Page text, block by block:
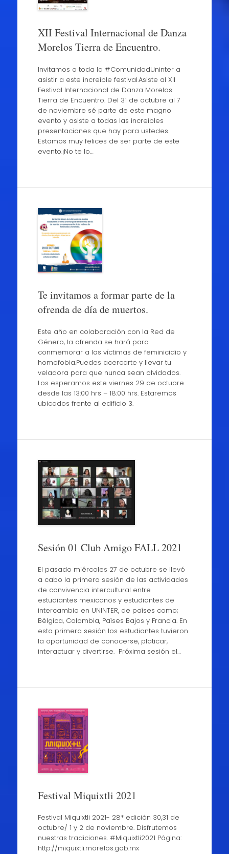
XII Festival Internacional de Danza
Morelos Tierra de Encuentro.
Invitamos a toda la #ComunidadUninter a
asistir a este increíble festival.Asiste al XII
Festival Internacional de Danza Morelos
Tierra de Encuentro. Del 31 de octubre al 7
de noviembre sé parte de este magno
evento y asiste a todas las increíbles
presentaciones que hay para ustedes.
Estamos muy felices de ser parte de este
evento.¡No te lo…
Te invitamos a formar parte de la
ofrenda de día de muertos.
Este año en colaboración con la Red de
Género, la ofrenda se hará para
conmemorar a las víctimas de feminicidio y
homofobia.Puedes acercarte y llevar tu
veladora para que nunca sean olvidados.
Los esperamos este viernes 29 de octubre
desde las 13:00 hrs – 18:00 hrs. Estaremos
ubicados frente al edificio 3.
Sesión 01 Club Amigo FALL 2021
El pasado miércoles 27 de octubre se llevó
a cabo la primera sesión de las actividades
de convivencia intercultural entre
estudiantes mexicanos y estudiantes de
intercambio en UNINTER, de países como;
Bélgica, Colombia, Países Bajos y Francia. En
esta primera sesión los estudiantes tuvieron
la oportunidad de conocerse, platicar,
interactuar y divertirse. Próxima sesión el…
Festival Miquixtli 2021
Festival Miquixtli 2021- 28* edición 30,31 de
octubre/ 1 y 2 de noviembre. Disfrutemos
nuestras tradiciones. #Miquixtli2021 Página:
http://miquixtli.morelos.gob.mx